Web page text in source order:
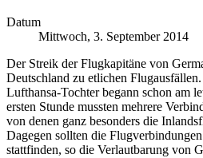
Datum
Mittwoch, 3. September 2014
Der Streik der Flugkapitäne von
Deutschland zu etlichen
Lufthansa-Tochter begann schon am
ersten Stunde mussten mehrere
von denen ganz besonders die
Dagegen sollten die
stattfinden, so die Verlautbarung von